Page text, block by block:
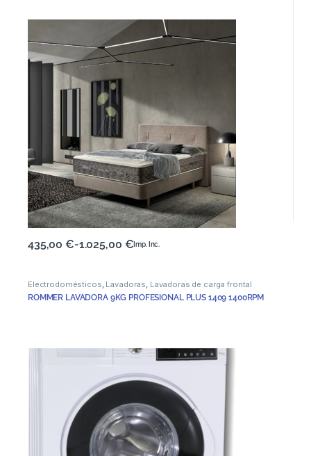
435,00€-1.025,00 € Imp. Inc.
Electrodomésticos, Lavadoras, Lavadoras de carga frontal
ROMMER LAVADORA 9KG PROFESIONAL PLUS 1409 1400RPM